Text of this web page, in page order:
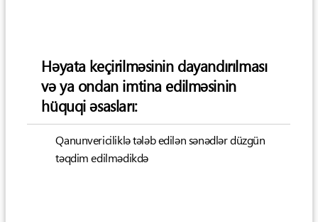
Həyata keçirilməsinin dayandırılması
və ya ondan imtina edilməsinin
hüquqi əsasları:
Qanunvericiliklə tələb edilən sənədlər düzgün
təqdim edilmədikdə